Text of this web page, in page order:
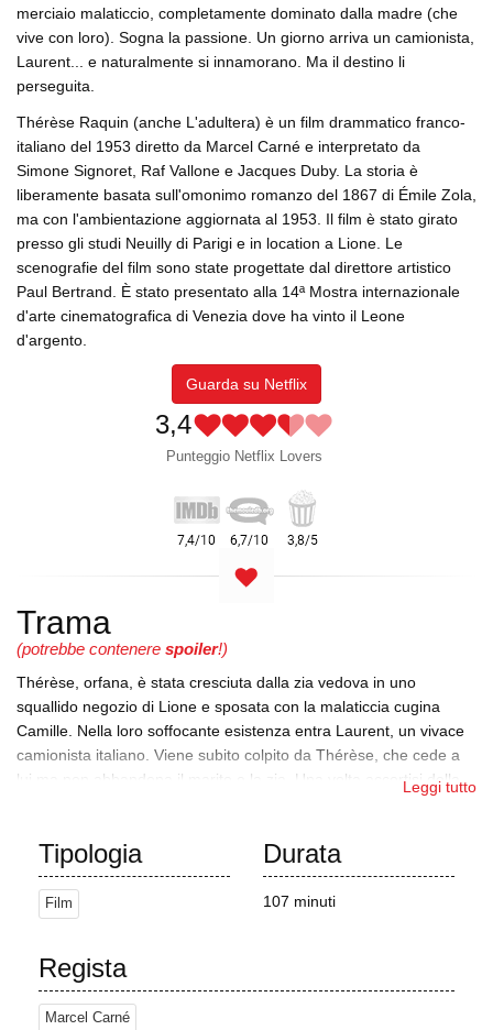
merciaio malaticcio, completamente dominato dalla madre (che
vive con loro). Sogna la passione. Un giorno arriva un camionista,
Laurent... e naturalmente si innamorano. Ma il destino li
perseguita.
Thérèse Raquin (anche L'adultera) è un film drammatico franco-
italiano del 1953 diretto da Marcel Carné e interpretato da
Simone Signoret, Raf Vallone e Jacques Duby. La storia è
liberamente basata sull'omonimo romanzo del 1867 di Émile Zola,
ma con l'ambientazione aggiornata al 1953. Il film è stato girato
presso gli studi Neuilly di Parigi e in location a Lione. Le
scenografie del film sono state progettate dal direttore artistico
Paul Bertrand. È stato presentato alla 14ª Mostra internazionale
d'arte cinematografica di Venezia dove ha vinto il Leone
d'argento.
Guarda su Netflix
3,4
Punteggio Netflix Lovers
Trama
(potrebbe contenere spoiler!)
Thérèse, orfana, è stata cresciuta dalla zia vedova in uno
squallido negozio di Lione e sposata con la malaticcia cugina
Camille. Nella loro soffocante esistenza entra Laurent, un vivace
camionista italiano. Viene subito colpito da Thérèse, che cede a
lui ma non abbandona il marito e la zia. Una volta accortisi della
Camille la porterà a Parigi e la affiderà a un'altra zia, ma Laurent
sale sul treno e, con il suo temperamento, spinge Camille nel buio
a tutta velocità. Alla fermata successiva scivola via e Thérèse
tutto il tempo. La notizia della morte di Camille provoca alla madre
un ictus che la lascia senza parole, assistita da Thérèse che
avverte Laurent di stare lontano e di non attirare l'attenzione della
Leggi tutto
Tipologia
Film
Durata
107 minuti
Regista
Marcel Carné